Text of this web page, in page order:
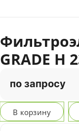
GRADE H
по запросу
В корзину